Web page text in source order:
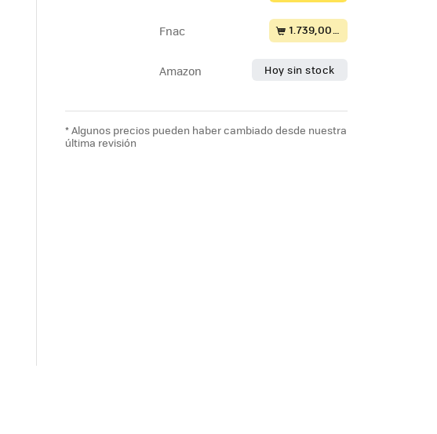
Fnac 1.739,00 €
Amazon Hoy sin stock
* Algunos precios pueden haber cambiado desde nuestra
última revisión